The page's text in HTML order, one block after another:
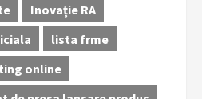
Inovație RA
lista frme
online